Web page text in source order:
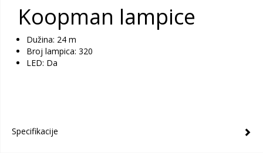
Koopman lampice
Dužina: 24 m
Broj lampica: 320
LED: Da
Specifikacije